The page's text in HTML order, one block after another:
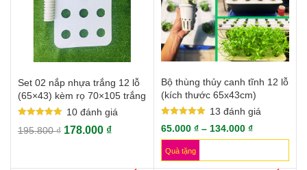
Set 02 nắp nhựa trắng 12 lỗ
(65×43) kèm rọ 70×105 trắng
5.00
10đánh giá
195.800₫ 178.000 ₫
Bộ thùng thủy canh tĩnh 12 lỗ
(kích thước 65x43cm)
5.00
out of 5
13 đánh giá
65.000 ₫ – 134.000 ₫
Quà tặng